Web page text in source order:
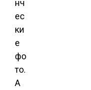
нч
ес
ки
е
фо
то.
А